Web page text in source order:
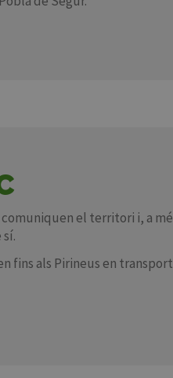
el territori i, a
fins als Pirineus en